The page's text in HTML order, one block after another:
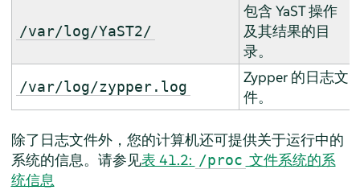
/var/log/YaST2/
包含 YaST 操作
及其结果的目
录。
/var/log/zypper.log
Zypper 的日志文
件。
除了日志文件外，您的计算机还可提供关于运行中的
系统的信息。请参见表 41.2: /proc 文件系统的系
统信息